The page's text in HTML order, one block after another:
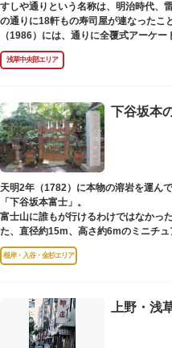
すしや通りという名称は、明治時代、
の通りに18軒もの寿司屋が連なったこ
（1986）には、通りに全覆式アーケー
浅草中央部エリア
下谷坂本
天明2年（1782）に本物の溶岩を運ん
「下谷坂本富士」。
富士山に誰もが行けるわけではなかっ
た、直径約15m、高さ約6mのミニチ
あります。
一合目から順に十合目まで記されてお
形民俗文化財に指定されています。
富士山に合わせて、お山開きが行わ
ができます。
根岸・入谷・金杉エリア
上野・浅